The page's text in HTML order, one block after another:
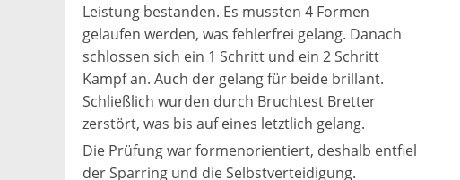
Leistung bestanden. Es mussten 4 Formen
gelaufen werden, was fehlerfrei gelang. Danach
schlossen sich ein 1 Schritt und ein 2 Schritt
Kampf an. Auch der gelang für beide brillant.
Schließlich wurden durch Bruchtest Bretter
zerstört, was bis auf eines letztlich gelang.
Die Prüfung war formenorientiert, deshalb entfiel
der Sparring und die Selbstverteidigung.